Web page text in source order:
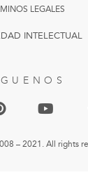
– 2021. All rights
INTELECTUAL
LEGALES